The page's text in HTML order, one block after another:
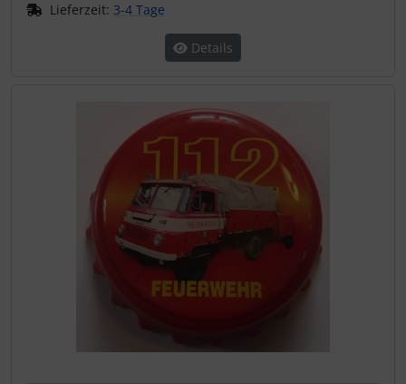
Lieferzeit: 3-4 Tage
Details